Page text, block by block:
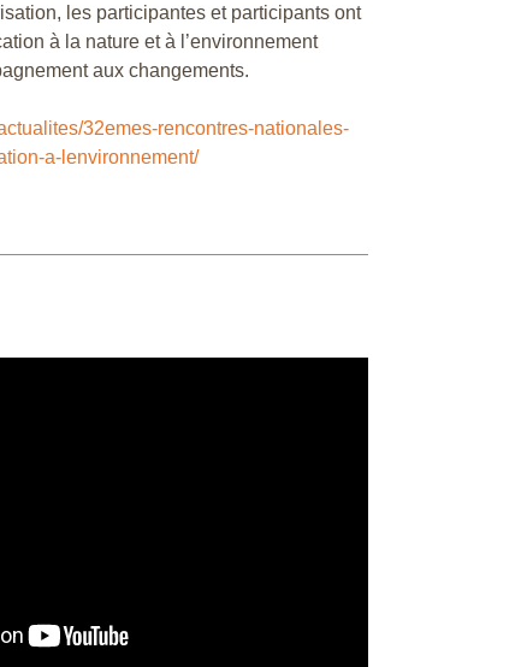
les participantes et participants ont
à la nature et à l’environnement
aux changements.
32emes-rencontres-nationales-
a-lenvironnement/